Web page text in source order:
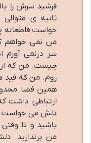
فرشید سرش را
ثانیه ی
خواست قاطعانه
من نمی خواهم
سر درنمی آورم
چیست. من که از
روم. من که قید
همین فضا
ارتباطی داشت
دلش می خواست
باشید و تا
من برندارید.